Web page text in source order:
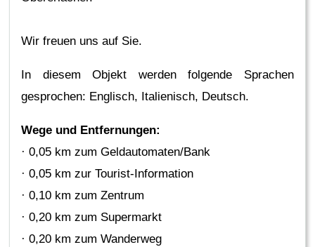
Wir freuen uns auf Sie.
In diesem Objekt werden folgende Sprachen
gesprochen: Englisch, Italienisch, Deutsch.
Wege und Entfernungen:
· 0,05 km zum Geldautomaten/Bank
· 0,05 km zur Tourist-Information
· 0,10 km zum Zentrum
· 0,20 km zum Supermarkt
· 0,20 km zum Wanderweg